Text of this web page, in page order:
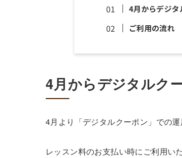
4月からデジ
ご利用の流れ
4月からデジタルク
4月より「デジタルクーポン」での運
レッスン料のお支払い時にご利用い